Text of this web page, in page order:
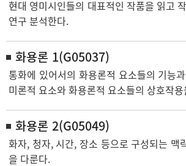
현대 영미시인들의 대표적인 작품을 읽고
연구 분석한다.
화용론 1(G05037)
통화에 있어서의 화용론적 요소들의 기능
미론적 요소와 화용론적 요소들의 상호작
화용론 2(G05049)
화자, 청자, 시간, 장소 등으로 구성되는 맥
을 다룬다.